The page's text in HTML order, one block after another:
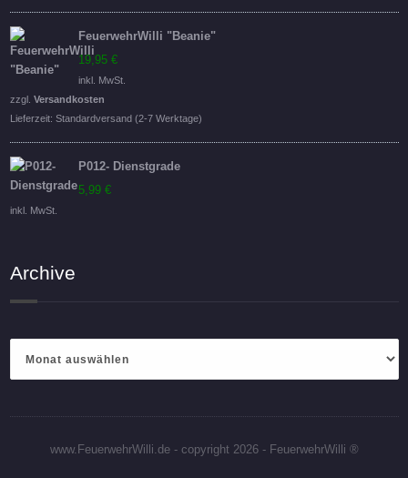
FeuerwehrWilli "Beanie"
19,95 €
inkl. MwSt.
zzgl. Versandkosten
Lieferzeit: Standardversand (2-7 Werktage)
P012- Dienstgrade
5,99 €
inkl. MwSt.
Archive